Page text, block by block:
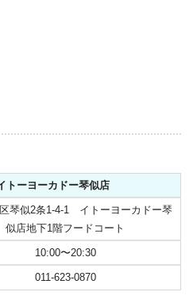
トーヨーカドー琴似店
琴似2条1-4-1 イトーヨーカドー琴
似店地下1階フードコート
10:00〜20:30
011-623-0870